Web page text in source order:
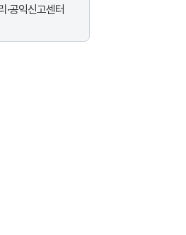
·공익신고센터